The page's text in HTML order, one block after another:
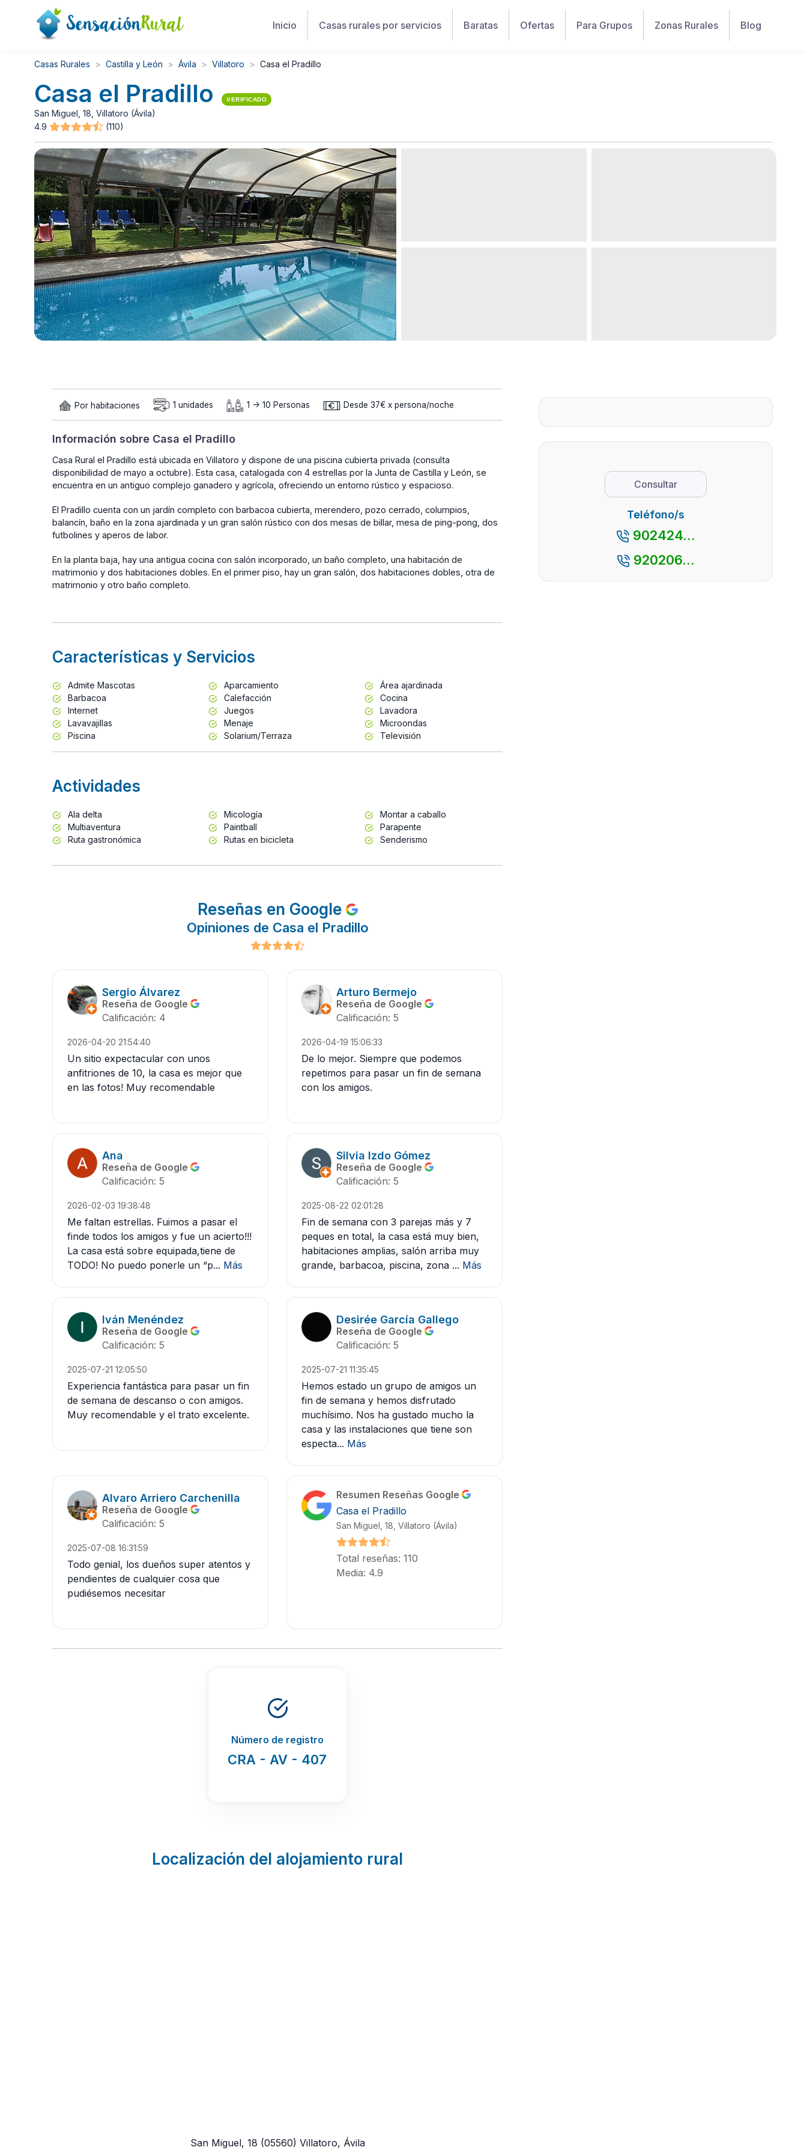
Inicio Casas rurales por servicios Baratas Ofertas Para Grupos Zonas Rurales Blog
Casas Rurales Castilla y León Ávila Villatoro Casa el Pradillo
Casa el Pradillo VERIFICADO
San Miguel, 18, Villatoro (Ávila)
4.9
(110)
Por habitaciones 1 unidades 1 -> 10 Personas Desde 37€ x persona/noche
Información sobre Casa el Pradillo
Casa Rural el Pradillo está ubicada en Villatoro y dispone de una piscina cubierta privada (consulta
disponibilidad de mayo a octubre). Esta casa, catalogada con 4 estrellas por la Junta de Castilla y León, se
encuentra en un antiguo complejo ganadero y agrícola, ofreciendo un entorno rústico y espacioso.
El Pradillo cuenta con un jardín completo con barbacoa cubierta, merendero, pozo cerrado, columpios,
balancín, baño en la zona ajardinada y un gran salón rústico con dos mesas de billar, mesa de ping-pong, dos
futbolines y aperos de labor.
En la planta baja, hay una antigua cocina con salón incorporado, un baño completo, una habitación de
matrimonio y dos habitaciones dobles. En el primer piso, hay un gran salón, dos habitaciones dobles, otra de
matrimonio y otro baño completo.
Características y Servicios
Admite Mascotas Aparcamiento
Área ajardinada
Barbacoa
Calefacción
Cocina
Internet
Juegos
Lavadora
Lavavajillas
Menaje
Microondas
Piscina
Solarium/Terraza Televisión
Actividades
Ala delta Micología
Montar a caballo
Multiaventura
Paintball
Parapente
Ruta gastronómica
Rutas en bicicleta Senderismo
Reseñas en Google
Opiniones de Casa el Pradillo
Sergio Álvarez
Reseña de Google
Calificación: 4
2026-04-20 21:54:40
Un sitio expectacular con unos
anfitriones de 10, la casa es mejor que
en las fotos! Muy recomendable
Arturo Bermejo
Reseña de Google
Calificación: 5
2026-04-19 15:06:33
De lo mejor. Siempre que podemos
repetimos para pasar un fin de semana
con los amigos.
Ana
Reseña de Google
Calificación: 5
2026-02-03 19:38:48
Me faltan estrellas. Fuimos a pasar el
finde todos los amigos y fue un acierto!!!
La casa está sobre equipada,tiene de
TODO! No puedo ponerle un “p... Más
Silvia Izdo Gómez
Reseña de Google
Calificación: 5
2025-08-22 02:01:28
Fin de semana con 3 parejas más y 7
peques en total, la casa está muy bien,
habitaciones amplias, salón arriba muy
grande, barbacoa, piscina, zona ... Más
Iván Menéndez
Reseña de Google
Calificación: 5
2025-07-21 12:05:50
Experiencia fantástica para pasar un fin
de semana de descanso o con amigos.
Muy recomendable y el trato excelente.
Desirée García Gallego
Reseña de Google
Calificación: 5
2025-07-21 11:35:45
Hemos estado un grupo de amigos un
fin de semana y hemos disfrutado
muchísimo. Nos ha gustado mucho la
casa y las instalaciones que tiene son
especta... Más
Alvaro Arriero Carchenilla
Reseña de Google
Calificación: 5
2025-07-08 16:31:59
Todo genial, los dueños super atentos y
pendientes de cualquier cosa que
pudiésemos necesitar
Resumen Reseñas Google
Casa el Pradillo
San Miguel, 18, Villatoro (Ávila)
Total reseñas: 110
Media: 4.9
Número de registro
CRA - AV - 407
Localización del alojamiento rural
San Miguel, 18 (05560) Villatoro, Ávila
Consultar
Teléfono/s
902424...
920206...